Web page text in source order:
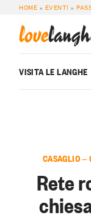
HOME » EVENTI »
love
VISITA LE LANGHE
CASAGLIO —
Rete